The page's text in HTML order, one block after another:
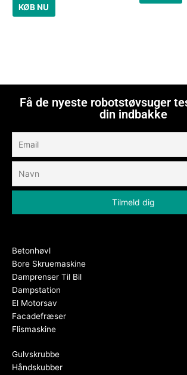
KØB NU
Få de nyeste robotstøvsuger
din indbakke
Betonhøvl
Bore Skruemaskine
Damprenser Til Bil
Dampstation
El Motorsav
Facadefræser
Flismaskine
Gulvskrubbe
Håndskubber